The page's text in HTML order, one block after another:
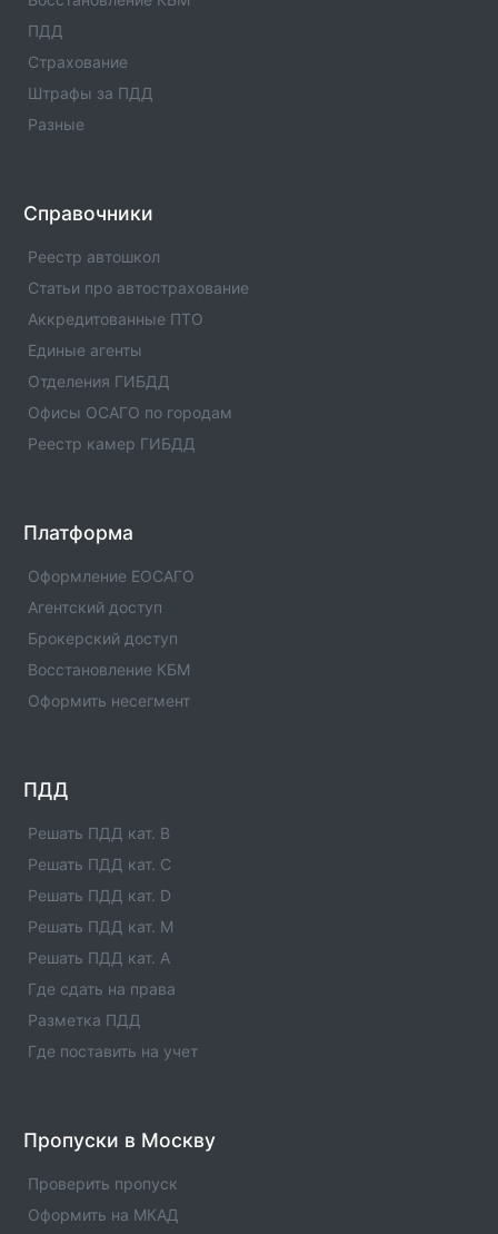
Проверка полиса:ЕЕЕ-0901522533
Проверка полиса:ССС-0680353926
Официальная проверка полиса по серии и номеру в
базе ГИБДД России
Проверка полиса:ЕЕЕ-0901528138
Официальная проверка полиса по серии и номеру в
Проверка полиса:ЕЕЕ-0909252434
Официальная проверка полиса по серии и номеру в
Проверка полиса:ХХХ-0009862391
Официальная проверка полиса по серии и номеру в
Проверка полиса:ХХХ-0009857922
Официальная проверка полиса по серии и номеру в
базе ГИБДД России
ПДД
Страхование
Штрафы за ПДД
Разные
Справочники
Реестр автошкол
Статьи про автострахование
Аккредитованные ПТО
Единые агенты
Отделения ГИБДД
Офисы ОСАГО по городам
Реестр камер ГИБДД
Платформа
Оформление ЕОСАГО
Агентский доступ
Брокерский доступ
Восстановление КБМ
Оформить несегмент
ПДД
Решать ПДД кат. B
Решать ПДД кат. C
Решать ПДД кат. D
Решать ПДД кат. M
Решать ПДД кат. A
Где сдать на права
Разметка ПДД
Где поставить на учет
Пропуски в Москву
Проверить пропуск
Оформить на МКАД